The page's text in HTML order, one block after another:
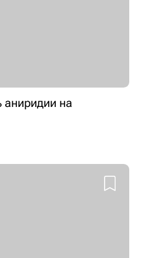
аниридии на